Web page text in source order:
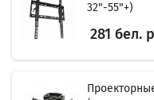
32"-55"+)
281 бел.